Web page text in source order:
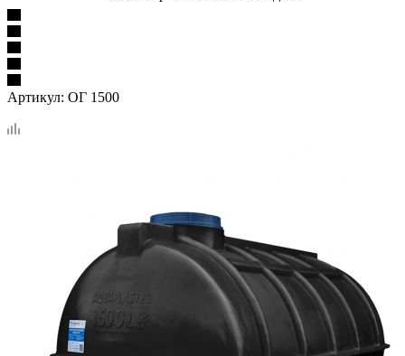
Артикул: ОГ 1500